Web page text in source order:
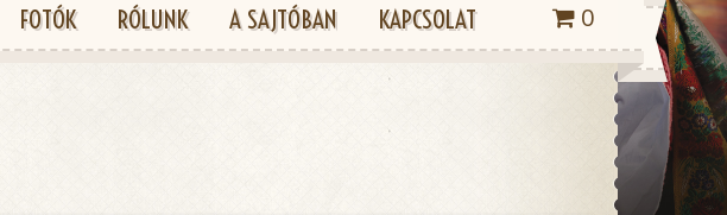
0
FOTÓK RÓLUNK A SAJTÓBAN KAPCSOLAT